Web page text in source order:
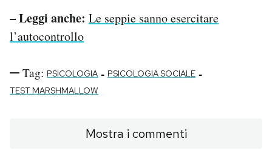
– Leggi anche: Le seppie sanno esercitare
l’autocontrollo
Tag: PSICOLOGIA - PSICOLOGIA SOCIALE -
TEST MARSHMALLOW
Mostra i commenti